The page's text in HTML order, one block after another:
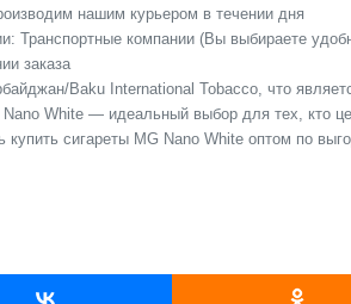
нашим курьером в течении дня
Транспортные компании (Вы выбираете
заказа
Baku International Tobacco, что
White — идеальный выбор для тех, кто
купить сигареты MG Nano White оптом по